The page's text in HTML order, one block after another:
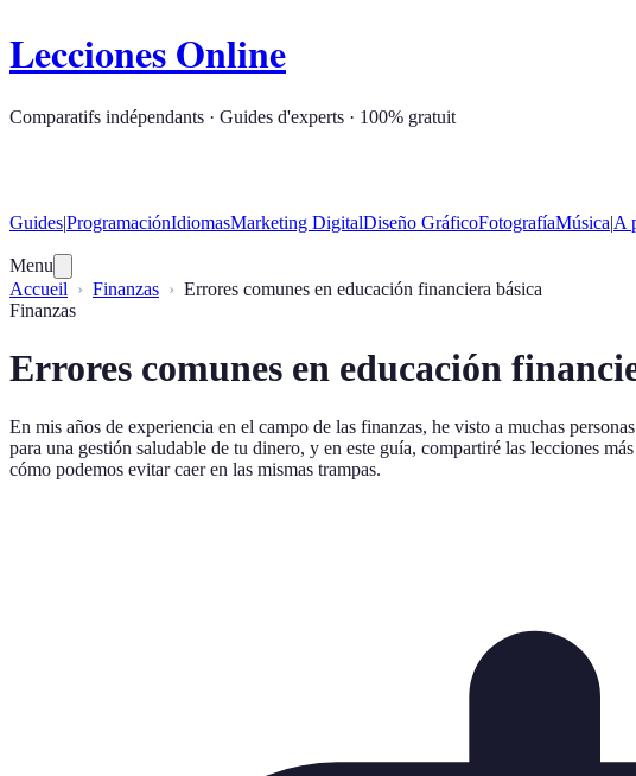
Lecciones Online
Comparatifs indépendants · Guides d'experts · 100% gratuit
Guides|ProgramaciónIdiomasMarketing DigitalDiseño GráficoFotografíaMúsica|A
Menu
Accueil
Finanzas
Errores comunes en educación financiera básica
Finanzas
Errores comunes en educación
En mis años de experiencia en el campo de las finanzas, he visto a muchas
para una gestión saludable de tu dinero, y en este guía, compartiré las lecciones
cómo podemos evitar caer en las mismas trampas.